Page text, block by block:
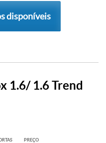
disponíveis
1.6/ 1.6 Trend
PREÇO